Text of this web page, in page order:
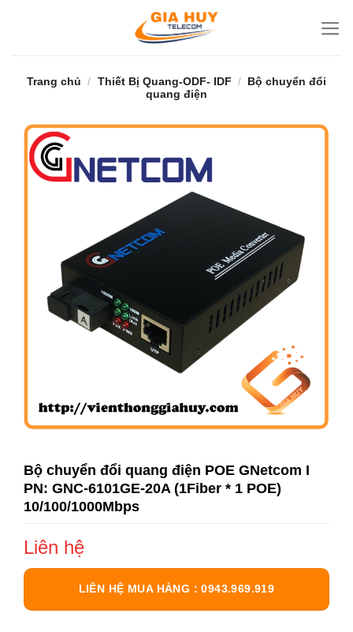
Trang chủ / Thiết Bị Quang-ODF- IDF / Bộ chuyển đổi
quang điện
Bộ chuyển đổi quang điện POE GNetcom I
PN: GNC-6101GE-20A (1Fiber * 1 POE)
10/100/1000Mbps
Liên hệ
LIÊN HỆ MUA HÀNG : 0943.969.919